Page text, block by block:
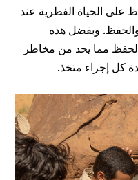
على الحياة الفطرية عند
والحفظ. وبفضل هذه
مما يحد من مخاطر
كل إجراء متخذ.